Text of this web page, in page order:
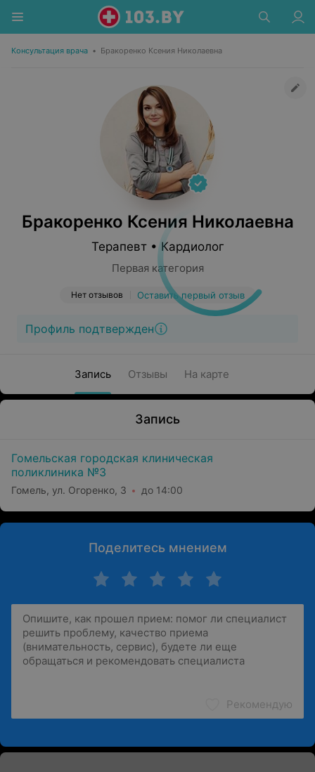
Консультация врача • Бракоренко Ксения Николаевна
Бракоренко Ксения Николаевна
Терапевт • Кардиолог
Первая категория
Нет отзывов Оставить первый отзыв
Профиль подтвержден
Запись Отзывы На карте
Запись
Гомельская городская клиническая
поликлиника №3
Гомель, ул. Огоренко, 3 до 14:00
Поделитесь мнением
Рекомендую